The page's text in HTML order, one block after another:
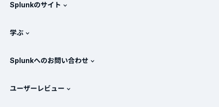
Splunkと他社製品の比較
ニュースルーム
Splunkによる保護
価格
すべての製品を見る
Splunkのサイト
トレーニングと認定
Splunkストア
学ぶ
OpenTelemetryの概要
Splunkへのお問い合わせ
ユーザーレビュー